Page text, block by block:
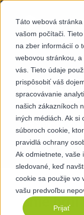
Táto webová
vašom počítači.
na zber informácií o
webovou stránkou,
vás. Tieto údaje
prispôsobiť váš
spracovávanie
našich zákazníkoch
iných médiách. Ak si
súboroch cookie,
pravidlá ochrany
Ak odmietnete, vaše
sledované, keď
cookie sa použije vo
vašu predvoľbu
Prijať
Vytváranie
Sme hrdí